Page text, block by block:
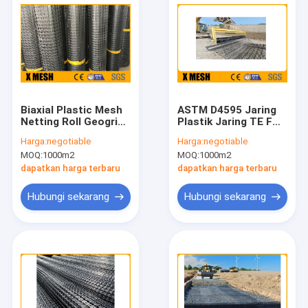
Produk
Tampilan VR
Biaxial Plastic Mesh
Netting Roll Geogrid
Harga:negotiable
MOQ:1000m2
dapatkan harga terbaru
Hubungi sekarang
ASTM D4595 Jaring
Plastik Jaring TE FGP
Geogrids
Harga:negotiable
MOQ:1000m2
dapatkan harga terbaru
Hubungi sekarang